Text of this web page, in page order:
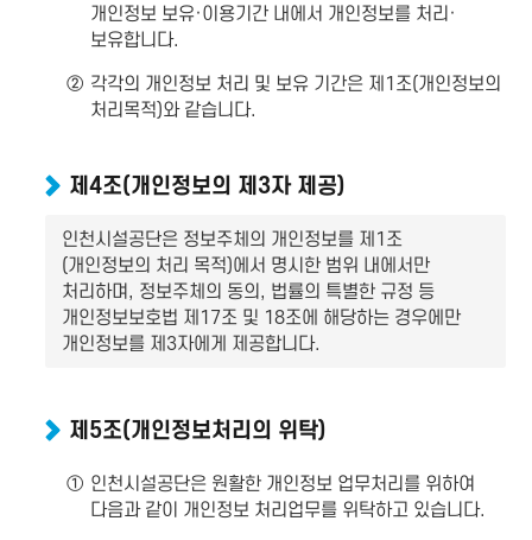
개인정보 보유·이용기간 내에서 개인정보를 처리·
보유합니다.
② 각각의 개인정보 처리 및 보유 기간은 제1조(개인정보의
처리목적)와 같습니다.
제4조(개인정보의 제3자 제공)
인천시설공단은 정보주체의 개인정보를 제1조
(개인정보의 처리 목적)에서 명시한 범위 내에서만
처리하며, 정보주체의 동의, 법률의 특별한 규정 등
개인정보보호법 제17조 및 18조에 해당하는 경우에만
개인정보를 제3자에게 제공합니다.
제5조(개인정보처리의 위탁)
① 인천시설공단은 원활한 개인정보 업무처리를 위하여
다음과 같이 개인정보 처리업무를 위탁하고 있습니다.